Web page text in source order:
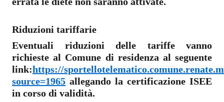
Riduzioni tariffarie
Eventuali riduzioni delle tariffe vanno
richieste al Comune di residenza al seguente
link:https://
source=1965 allegando la certificazione ISEE
in corso di validità.